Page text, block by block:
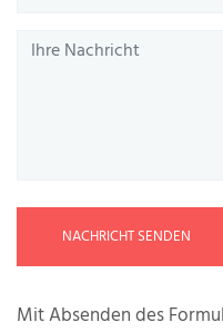
NACHRICHT SENDEN
Mit Absenden des